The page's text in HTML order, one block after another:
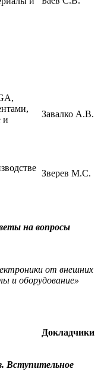
и
Завалко А.В.
Зверев М.С.
на вопросы
от внешних
и оборудование»
Докладчики
Вступительное